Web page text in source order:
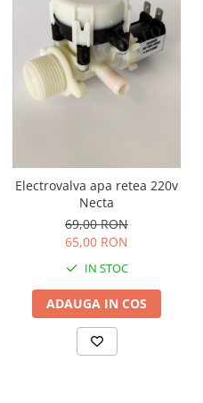
Electrovalva apa retea 220v
Necta
69,00 RON
65,00 RON
IN STOC
ADAUGA IN COS